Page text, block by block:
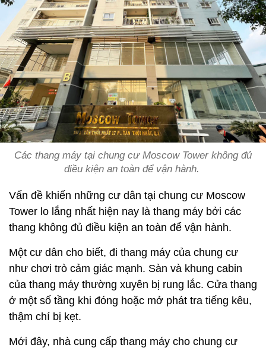
Các thang máy tại chung cư Moscow Tower không đủ
điều kiện an toàn để vận hành.
Vấn đề khiến những cư dân tại chung cư Moscow
Tower lo lắng nhất hiện nay là thang máy bởi các
thang không đủ điều kiện an toàn để vận hành.
Một cư dân cho biết, đi thang máy của chung cư
như chơi trò cảm giác mạnh. Sàn và khung cabin
của thang máy thường xuyên bị rung lắc. Cửa thang
ở một số tầng khi đóng hoặc mở phát tra tiếng kêu,
thậm chí bị kẹt.
Mới đây, nhà cung cấp thang máy cho chung cư